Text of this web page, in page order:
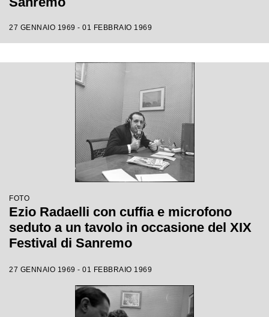
27 GENNAIO 1969 - 01 FEBBRAIO 1969
FOTO
Ezio Radaelli con cuffia e microfono
seduto a un tavolo in occasione del XIX
Festival di Sanremo
27 GENNAIO 1969 - 01 FEBBRAIO 1969